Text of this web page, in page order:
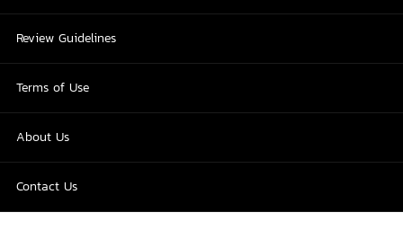
Review Guidelines
Terms of Use
About Us
Contact Us